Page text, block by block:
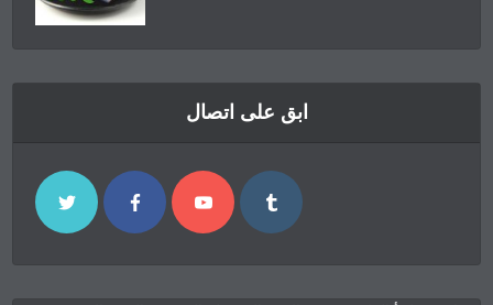
ابق على اتصال